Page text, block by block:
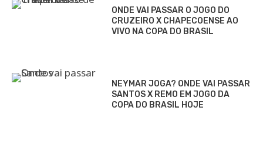
ONDE VAI PASSAR O JOGO DO
CRUZEIRO X CHAPECOENSE AO
VIVO NA COPA DO BRASIL
NEYMAR JOGA? ONDE VAI PASSAR
SANTOS X REMO EM JOGO DA
COPA DO BRASIL HOJE